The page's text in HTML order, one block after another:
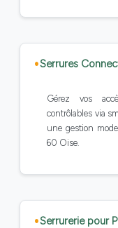
Serrures
Gérez vos
contrôlables via
une gestion
60 Oise.
Serrurerie pour